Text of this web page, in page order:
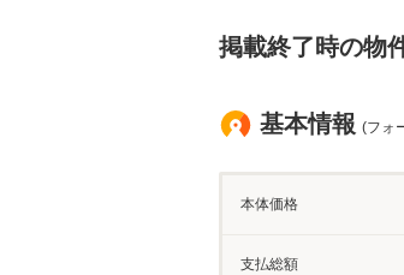
掲載終了時の物
基本情報 (フォ
本体価格
支払総額